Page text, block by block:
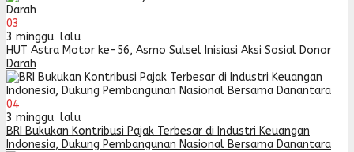
03
3 minggu lalu
HUT Astra Motor ke-56, Asmo Sulsel Inisiasi Aksi Sosial Donor
Darah
04
3 minggu lalu
BRI Bukukan Kontribusi Pajak Terbesar di Industri Keuangan
Indonesia, Dukung Pembangunan Nasional Bersama Danantara